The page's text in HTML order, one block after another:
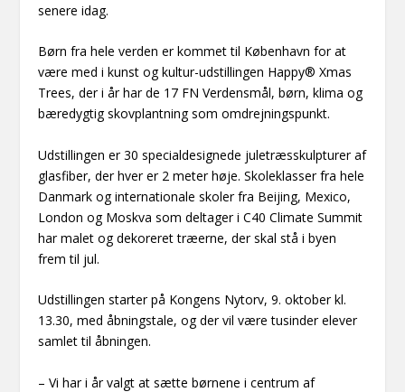
senere idag.
Børn fra hele verden er kommet til København for at
være med i kunst og kultur-udstillingen Happy® Xmas
Trees, der i år har de 17 FN Verdensmål, børn, klima og
bæredygtig skovplantning som omdrejningspunkt.
Udstillingen er 30 specialdesignede juletræsskulpturer af
glasfiber, der hver er 2 meter høje. Skoleklasser fra hele
Danmark og internationale skoler fra Beijing, Mexico,
London og Moskva som deltager i C40 Climate Summit
har malet og dekoreret træerne, der skal stå i byen
frem til jul.
Udstillingen starter på Kongens Nytorv, 9. oktober kl.
13.30, med åbningstale, og der vil være tusinder elever
samlet til åbningen.
– Vi har i år valgt at sætte børnene i centrum af